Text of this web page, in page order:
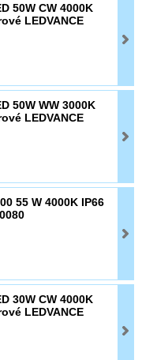
50W CW 4000K
LEDVANCE
50W WW 3000K
LEDVANCE
55 W 4000K IP66
30W CW 4000K
LEDVANCE